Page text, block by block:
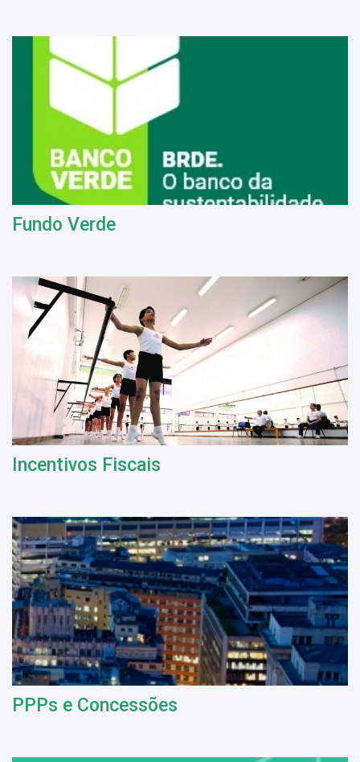
Fundo Verde
Incentivos Fiscais
PPPs e Concessões